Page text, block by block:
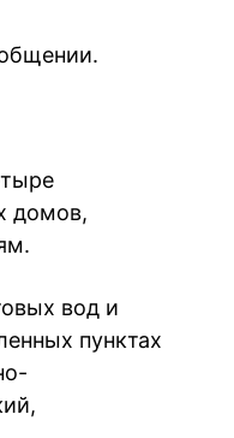
домов,
вод и
пунктах